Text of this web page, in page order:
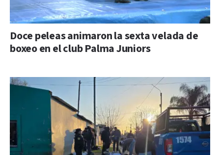
Doce peleas animaron la sexta velada de
boxeo en el club Palma Juniors